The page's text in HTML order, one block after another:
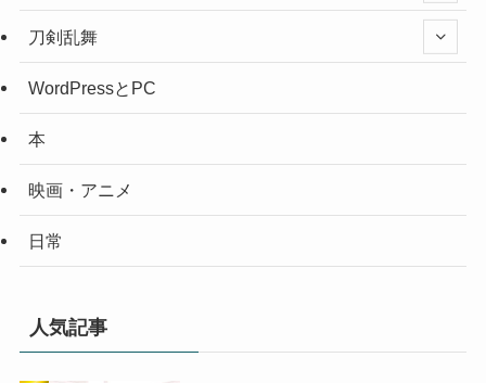
刀剣乱舞
WordPressとPC
本
映画・アニメ
日常
人気記事